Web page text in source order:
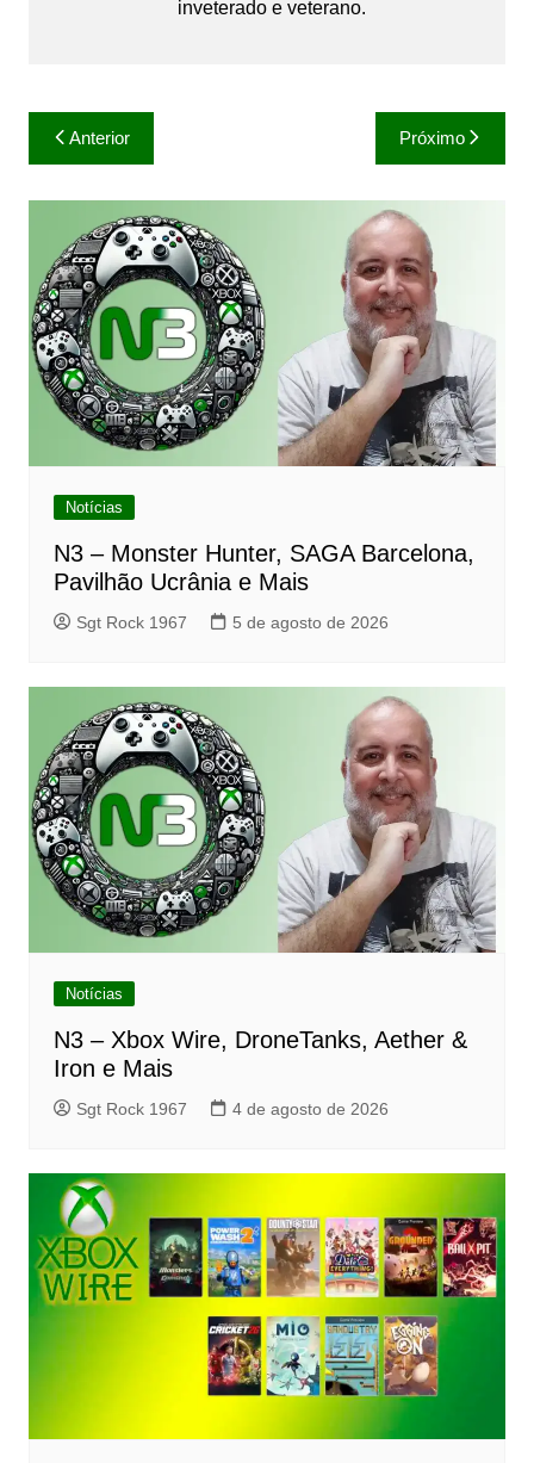
inveterado e veterano.
Navegação
de
Post
Anterior Próximo
Notícias
N3 – Monster Hunter, SAGA Barcelona,
Pavilhão Ucrânia e Mais
Sgt Rock 1967 5 de agosto de 2026
Notícias
N3 – Xbox Wire, DroneTanks, Aether &
Iron e Mais
Sgt Rock 1967 4 de agosto de 2026